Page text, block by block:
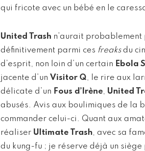
qui fricote avec un bébé en le
United Trash n’aurait probablement
définitivement parmi ces freaksdu
d’esprit, non loin d’un certain Ebola
jacente d’un Visitor Q, le rire aux
délicate d’un Fous d’Irène, United
abusés. Avis aux boulimiques de la
commander celui-ci. Quant aux
réaliser Ultimate Trash, avec sa
du kung-fu ; je réserve déjà un